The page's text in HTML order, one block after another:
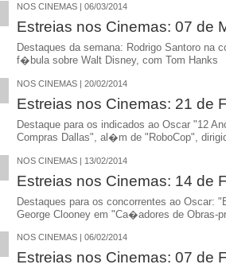
NOS CINEMAS | 06/03/2014
Estreias nos Cinemas: 07 de
Destaques da semana: Rodrigo Santoro
f�bula sobre Walt Disney, com Tom Hanks
NOS CINEMAS | 20/02/2014
Estreias nos Cinemas: 21 de
Destaque para os indicados ao Oscar "12
Compras Dallas", al�m de "RoboCop",
NOS CINEMAS | 13/02/2014
Estreias nos Cinemas: 14 de
Destaques para os concorrentes ao Oscar:
George Clooney em "Ca�adores de Obras-
NOS CINEMAS | 06/02/2014
Estreias nos Cinemas: 07 de